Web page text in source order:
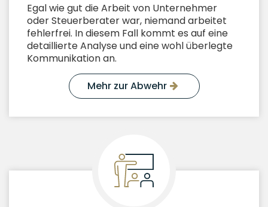
Egal wie gut die Arbeit von Unternehmer
oder Steuerberater war, niemand arbeitet
fehlerfrei. In diesem Fall kommt es auf eine
detaillierte Analyse und eine wohl überlegte
Kommunikation an.
Mehr zur Abwehr